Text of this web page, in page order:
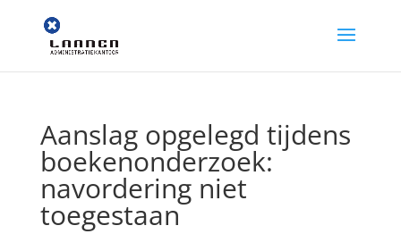
Aanslag opgelegd tijdens
boekenonderzoek:
navordering niet
toegestaan